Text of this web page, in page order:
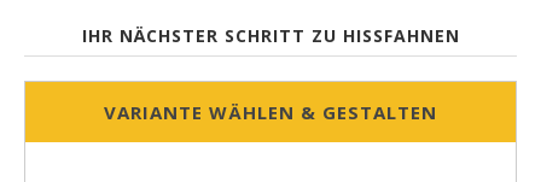
IHR NÄCHSTER SCHRITT ZU HISSFAHNEN
VARIANTE WÄHLEN & GESTALTEN